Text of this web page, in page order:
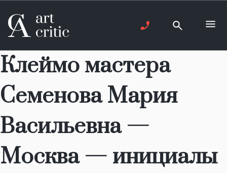
Клеймо мастера
Семенова Мария
Васильевна —
Москва — инициалы